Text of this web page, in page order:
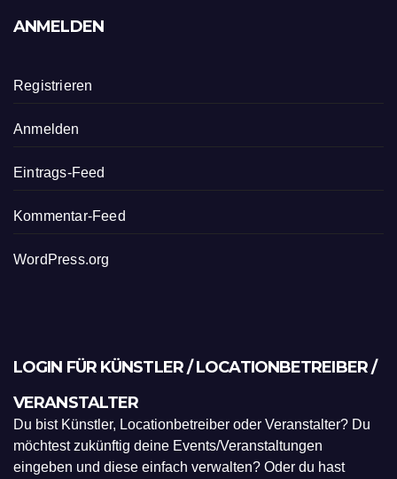
ANMELDEN
Registrieren
Anmelden
Eintrags-Feed
Kommentar-Feed
WordPress.org
LOGIN FÜR KÜNSTLER / LOCATIONBETREIBER /
VERANSTALTER
Du bist Künstler, Locationbetreiber oder Veranstalter? Du
möchtest zukünftig deine Events/Veranstaltungen
eingeben und diese einfach verwalten? Oder du hast